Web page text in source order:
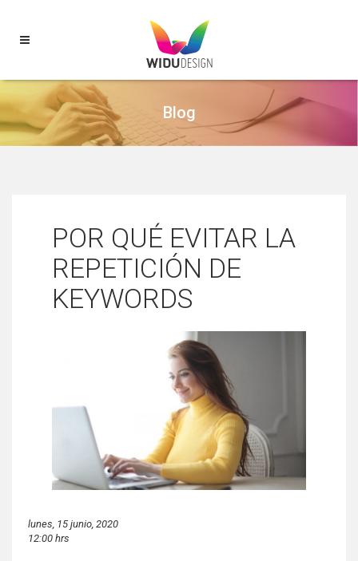
Blog
POR QUÉ EVITAR LA
REPETICIÓN DE
KEYWORDS
lunes, 15 junio, 2020
12:00 hrs